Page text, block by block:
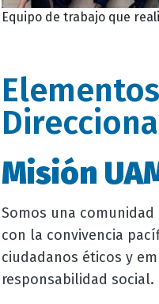
Equipo de trabajo que
Misión
Somos una
con la convivencia
ciudadanos éticos y
responsabilidad social.